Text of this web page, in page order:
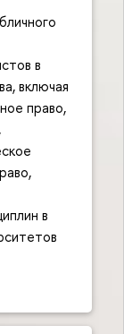
в
включая
право,
в